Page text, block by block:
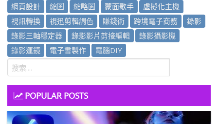
網頁設計
縮圖 縮略圖 蒙面歌手
虛擬化主機
視訊轉換
視迅剪輯調色 賺錢術 跨境電子商務
錄影
錄影三軸穩定器
錄影影片剪接編輯
錄影攝影機
錄影運鏡
電子書製作 電腦DIY
POPULAR POSTS